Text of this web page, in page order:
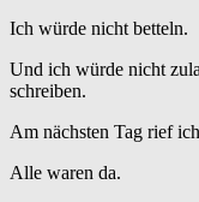
Ich würde nicht betteln.
Und ich würde nicht
schreiben.
Am nächsten Tag rief
Alle waren da.